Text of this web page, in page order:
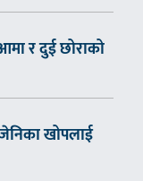
र दुई छोराको
खोपलाई